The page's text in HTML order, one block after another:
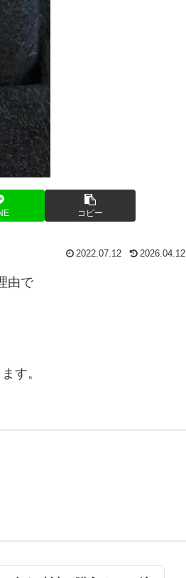
コピー
2022.07.12 2026.04.12
由で
す。